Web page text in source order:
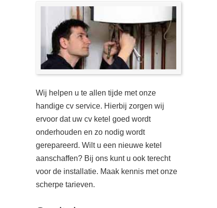
Wij helpen u te allen tijde met onze
handige cv service. Hierbij zorgen wij
ervoor dat uw cv ketel goed wordt
onderhouden en zo nodig wordt
gerepareerd. Wilt u een nieuwe ketel
aanschaffen? Bij ons kunt u ook terecht
voor de installatie. Maak kennis met onze
scherpe tarieven.